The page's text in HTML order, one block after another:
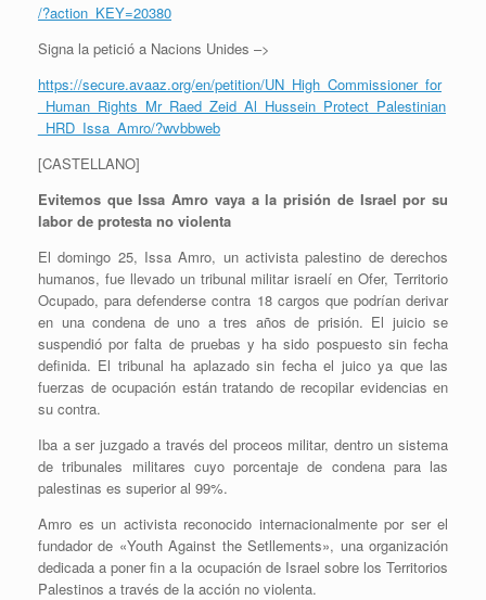
/?action_KEY=20380
Signa la petició a Nacions Unides –>
https://secure.avaaz.org/en/petition/UN_High_Commissioner_for
_Human_Rights_Mr_Raed_Zeid_Al_Hussein_Protect_Palestinian
_HRD_Issa_Amro/?wvbbweb
[CASTELLANO]
Evitemos que Issa Amro vaya a la prisión de Israel por su
labor de protesta no violenta
El domingo 25, Issa Amro, un activista palestino de derechos
humanos, fue llevado un tribunal militar israelí en Ofer, Territorio
Ocupado, para defenderse contra 18 cargos que podrían derivar
en una condena de uno a tres años de prisión. El juicio se
suspendió por falta de pruebas y ha sido pospuesto sin fecha
definida. El tribunal ha aplazado sin fecha el juico ya que las
fuerzas de ocupación están tratando de recopilar evidencias en
su contra.
Iba a ser juzgado a través del proceos militar, dentro un sistema
de tribunales militares cuyo porcentaje de condena para las
palestinas es superior al 99%.
Amro es un activista reconocido internacionalmente por ser el
fundador de «Youth Against the Setllements», una organización
dedicada a poner fin a la ocupación de Israel sobre los Territorios
Palestinos a través de la acción no violenta.